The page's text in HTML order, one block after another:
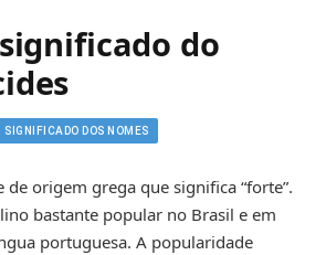
do
SIGNIFICADO DOS NOMES
de origem grega que significa “forte”.
bastante popular no Brasil e em
portuguesa. A popularidade